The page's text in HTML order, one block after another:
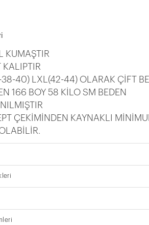
KUMAŞTIR
KALIPTIR
40) LXL(42-44) OLARAK ÇİFT
166 BOY 58 KİLO SM BEDEN
ÇEKİMİNDEN KAYNAKLI